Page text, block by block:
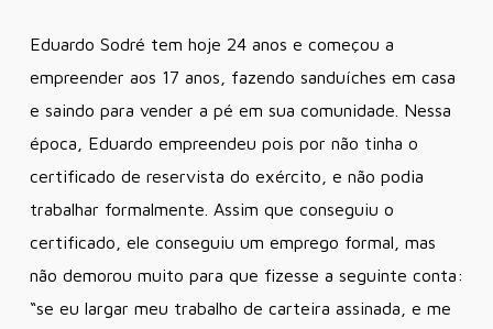
Eduardo Sodré tem hoje 24 anos e começou a
empreender aos 17 anos, fazendo sanduíches em casa
e saindo para vender a pé em sua comunidade. Nessa
época, Eduardo empreendeu pois por não tinha o
certificado de reservista do exército, e não podia
trabalhar formalmente. Assim que conseguiu o
certificado, ele conseguiu um emprego formal, mas
não demorou muito para que fizesse a seguinte conta:
“se eu largar meu trabalho de carteira assinada, e me